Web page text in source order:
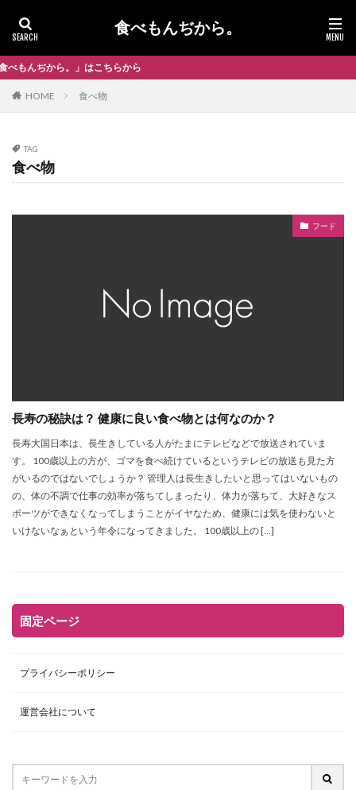
食べもんぢから。
ら。」はこちらから
HOME 食べ物
TAG
食べ物
フード
長寿の秘訣は？ 健康に良い食べ物とは何なのか？
長寿大国日本は、長生きしている人がたまにテレビなどで放送されていま
す。 100歳以上の方が、ゴマを食べ続けているというテレビの放送も見た方
がいるのではないでしょうか？ 管理人は長生きしたいと思ってはいないもの
の、体の不調で仕事の効率が落ちてしまったり、体力が落ちて、大好きなス
ポーツができなくなってしまうことがイヤなため、健康には気を使わないと
いけないなぁという年令になってきました。 100歳以上の […]
固定ページ
プライバシーポリシー
運営会社について